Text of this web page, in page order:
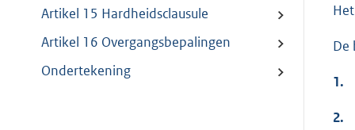
Artikel 15 Hardheidsclausule
Artikel 16 Overgangsbepalingen
Ondertekening
De
1.
2.